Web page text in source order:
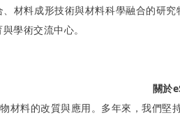
材料成形技術與材料科學融合的研
學術交流中心。
關於
材料的改質與應用。多年來，我們堅